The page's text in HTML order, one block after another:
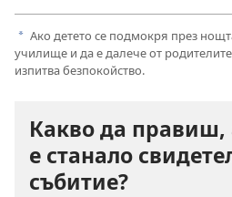
a Ако детето се подмокря през
училище и да е далече от
изпитва безпокойство.
Какво да правиш,
е станало
събитие?